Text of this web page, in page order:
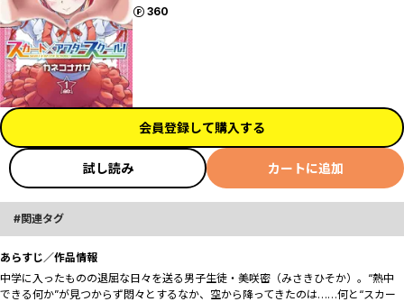
360
ポイント
会員登録して購入する
試し読み カートに追加
関連タグ
あらすじ／作品情報
中学に入ったものの退屈な日々を送る男子生徒・美咲密（みさきひそか）。“熱中
できる何か”が見つからず悶々とするなか、空から降ってきたのは……何と“スカー